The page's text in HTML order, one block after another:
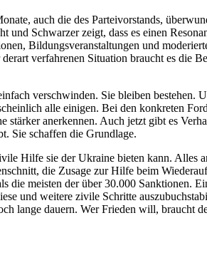
auch die des Parteivorstands,
Schwarzer zeigt, dass es einen
Bildungsveranstaltungen und
verfahrenen Situation braucht es die
verschwinden. Sie bleiben
alle einigen. Bei den konkreten
anerkennen. Auch jetzt gibt es
Sie schaffen die Grundlage.
Hilfe sie der Ukraine bieten kann. Alles
die Zusage zur Hilfe beim
die meisten der über 30.000 Sanktionen.
und weitere zivile Schritte
lange dauern. Wer Frieden will, braucht